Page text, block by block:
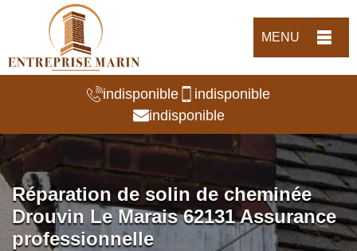
MENU
indisponible
indisponible
indisponible
Réparation de solin de cheminée
Drouvin Le Marais 62131 Assurance
professionnelle